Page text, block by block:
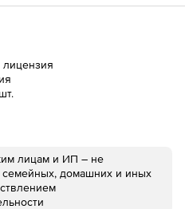
лицензия
лицам и ИП – не
домашних и иных